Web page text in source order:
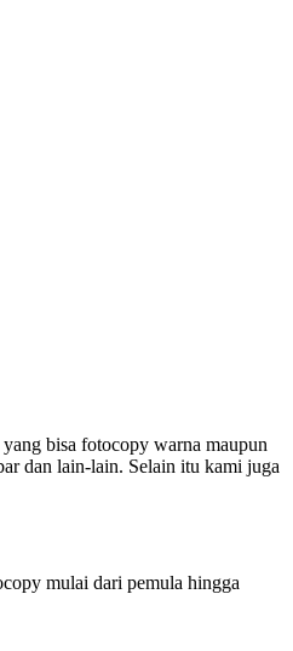
bisa fotocopy warna maupun
dan lain-lain. Selain itu kami juga
mulai dari pemula hingga